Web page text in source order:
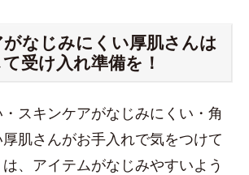
なじみにくい厚肌さんは
受け入れ準備を！
スキンケアがなじみにくい・角
肌さんがお手入れで気をつけて
、アイテムがなじみやすいよう